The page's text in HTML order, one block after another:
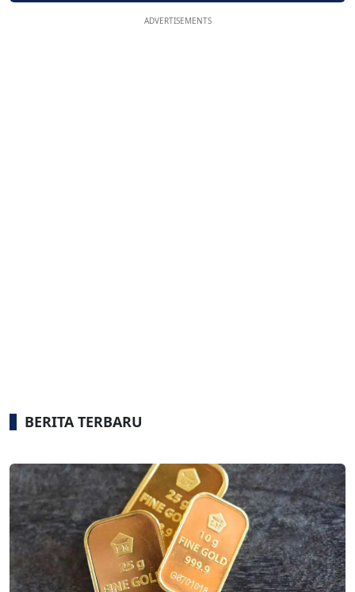
ADVERTISEMENTS
BERITA TERBARU